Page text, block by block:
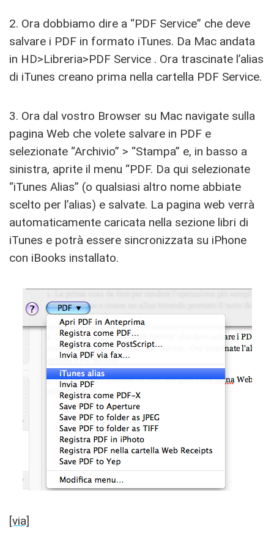
2. Ora dobbiamo dire a “PDF Service” che deve
salvare i PDF in formato iTunes. Da Mac andata
in HD>Libreria>PDF Service . Ora trascinate l’alias
di iTunes creano prima nella cartella PDF Service.
3. Ora dal vostro Browser su Mac navigate sulla
pagina Web che volete salvare in PDF e
selezionate “Archivio” > “Stampa” e, in basso a
sinistra, aprite il menu “PDF. Da qui selezionate
“iTunes Alias” (o qualsiasi altro nome abbiate
scelto per l’alias) e salvate. La pagina web verrà
automaticamente caricata nella sezione libri di
iTunes e potrà essere sincronizzata su iPhone
con iBooks installato.
[via]